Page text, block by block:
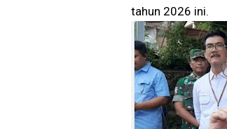
tahun 2026 ini.